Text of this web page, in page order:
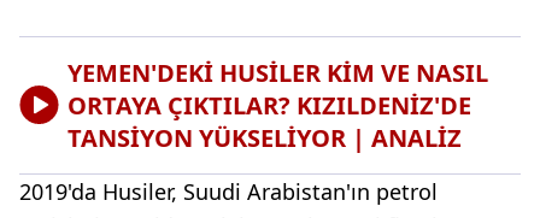
YEMEN'DEKİ HUSİLER KİM VE NASIL
ORTAYA ÇIKTILAR? KIZILDENİZ'DE
TANSİYON YÜKSELİYOR | ANALİZ
2019'da Husiler, Suudi Arabistan'ın petrol